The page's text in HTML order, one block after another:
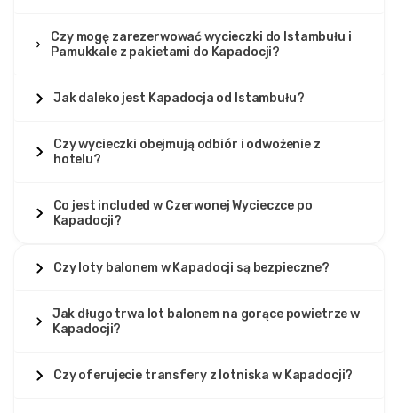
Czy mogę zarezerwować wycieczki do Istambułu i
Pamukkale z pakietami do Kapadocji?
Jak daleko jest Kapadocja od Istambułu?
Czy wycieczki obejmują odbiór i odwożenie z
hotelu?
Co jest included w Czerwonej Wycieczce po
Kapadocji?
Czy loty balonem w Kapadocji są bezpieczne?
Jak długo trwa lot balonem na gorące powietrze w
Kapadocji?
Czy oferujecie transfery z lotniska w Kapadocji?